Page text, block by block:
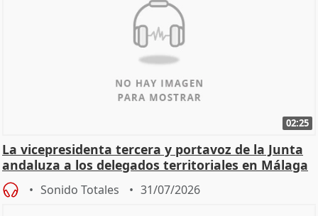
02:25
La vicepresidenta tercera y portavoz de la Junta
andaluza a los delegados territoriales en Málaga
Sonido Totales 31/07/2026